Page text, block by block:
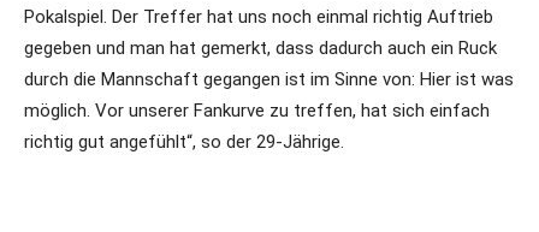
Pokalspiel. Der Treffer hat uns noch einmal richtig Auftrieb
gegeben und man hat gemerkt, dass dadurch auch ein Ruck
durch die Mannschaft gegangen ist im Sinne von: Hier ist was
möglich. Vor unserer Fankurve zu treffen, hat sich einfach
richtig gut angefühlt“, so der 29-Jährige.